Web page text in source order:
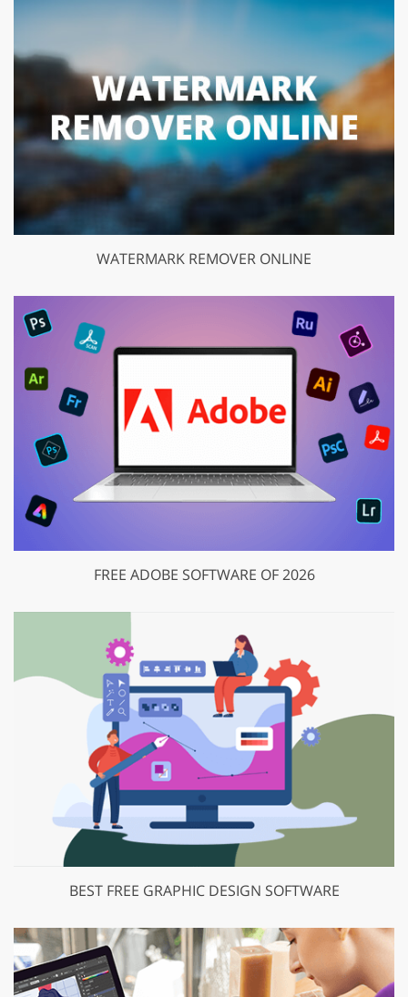
WATERMARK REMOVER ONLINE
FREE ADOBE SOFTWARE OF 2026
BEST FREE GRAPHIC DESIGN SOFTWARE